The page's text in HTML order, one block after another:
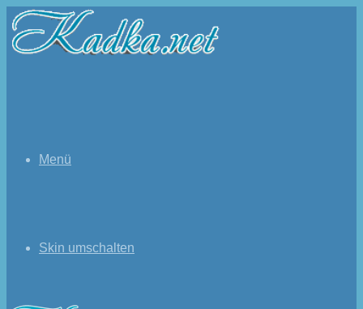
Menü
Skin umschalten